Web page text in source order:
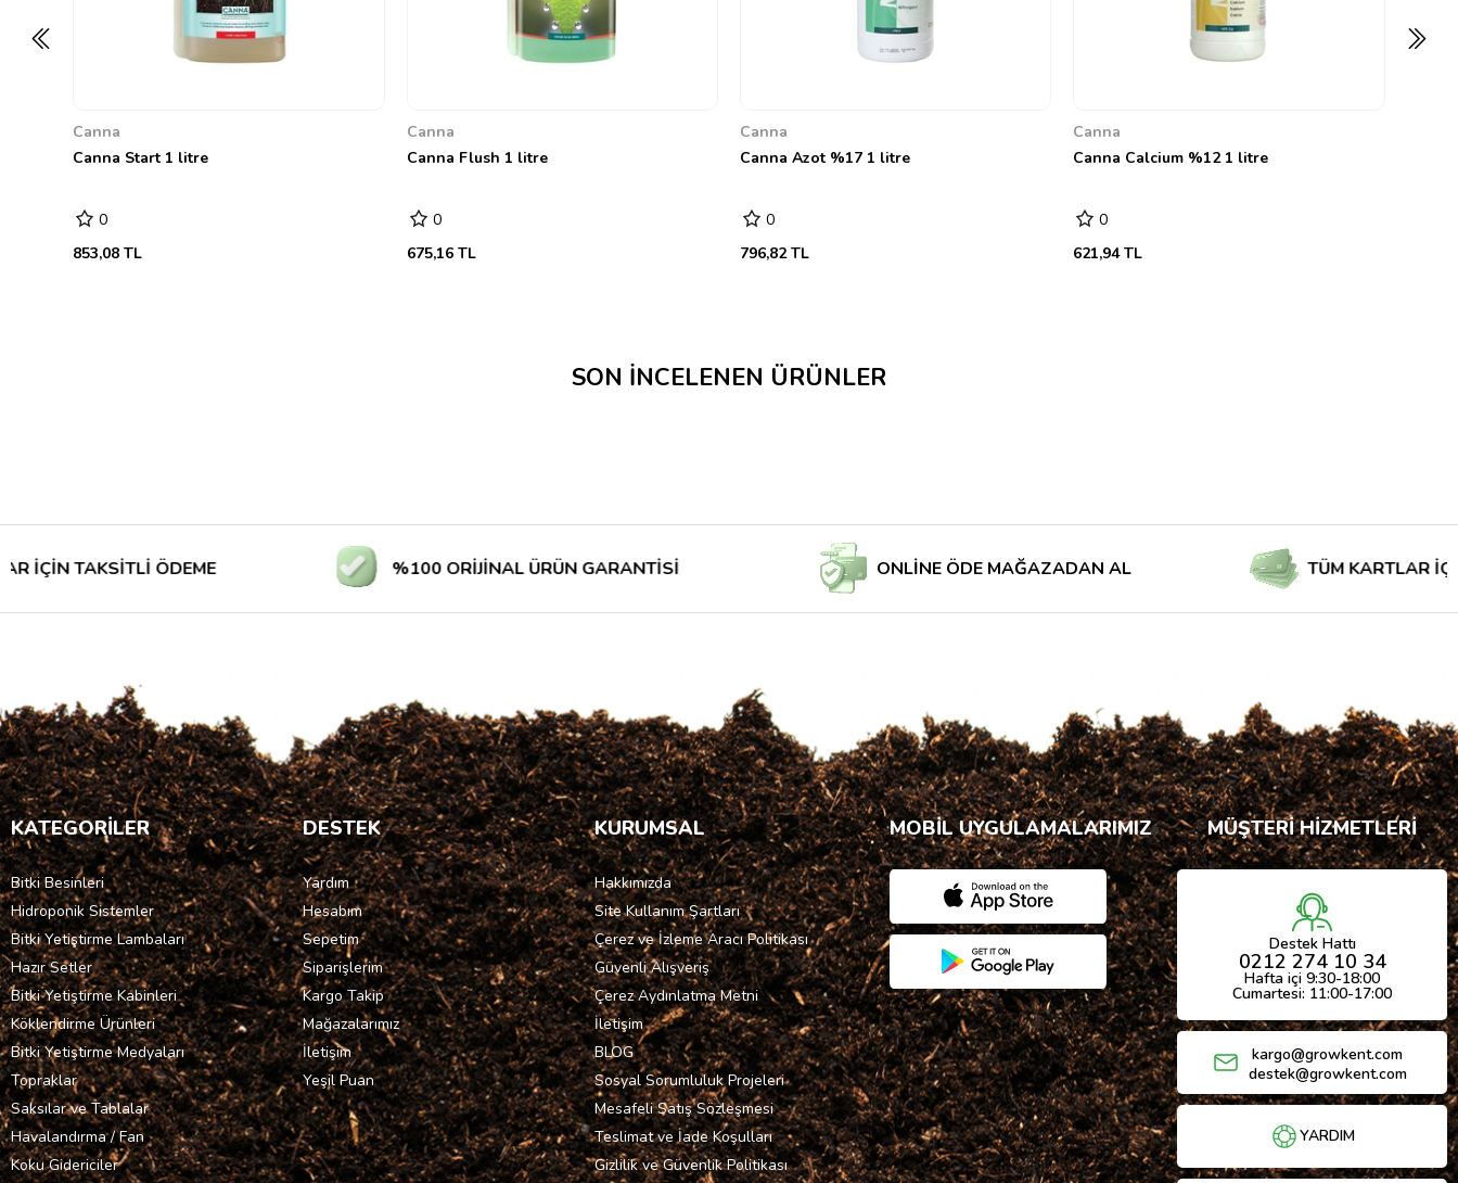
Canna
Canna Start 1 litre
0
853,08 TL
Canna
Canna Flush 1 litre
0
675,16 TL
Canna
Canna Azot %17 1 litre
0
796,82 TL
Canna
Canna Calcium %12 1 litre
0
621,94 TL
SON İNCELENEN ÜRÜNLER
TAKSİTLİ ÖDEME %100 ORİJİNAL ÜRÜN GARANTİSİ ONLİNE ÖDE MAĞAZADAN AL TÜM KARTLAR İÇİN
KATEGORİLER
Bitki Besinleri
Hidroponik Sistemler
Bitki Yetiştirme Lambaları
Hazır Setler
Bitki Yetiştirme Kabinleri
Köklendirme Ürünleri
Bitki Yetiştirme Medyaları
Topraklar
Saksılar ve Tablalar
Havalandırma / Fan
Koku Gidericiler
DESTEK
Yardım
Hesabım
Sepetim
Siparişlerim
Kargo Takip
Mağazalarımız
İletişim
Yeşil Puan
KURUMSAL
Hakkımızda
Site Kullanım Şartları
Çerez ve İzleme Aracı Politikası
Güvenli Alışveriş
Çerez Aydınlatma Metni
İletişim
BLOG
Sosyal Sorumluluk Projeleri
Mesafeli Satış Sözleşmesi
Teslimat ve İade Koşulları
Gizlilik ve Güvenlik Politikası
MOBİL UYGULAMALARIMIZ MÜŞTERİ HİZMETLERİ
Destek Hattı
0212 274 10 34
Hafta içi 9:30-18:00
Cumartesi: 11:00-17:00
kargo@growkent.com
destek@growkent.com
YARDIM